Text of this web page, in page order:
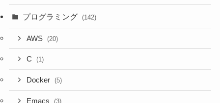
プログラミング (142)
AWS (20)
C (1)
Docker (5)
Emacs (3)